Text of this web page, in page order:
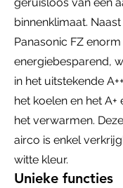
binnenklimaat.
Panasonic FZ enorm
energiebesparend,
in het uitstekende
het koelen en het A+
het verwarmen.
airco is enkel
witte kleur.
Unieke functies